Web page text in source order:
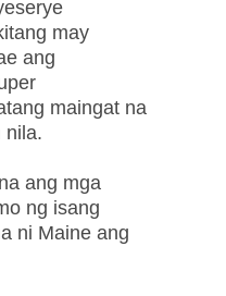
may
ang
maingat na
nila.
ang mga
ng isang
ni Maine ang